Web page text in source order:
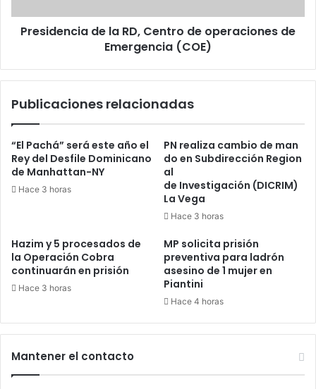
Emergencia
(COE)
Presidencia de la RD, Centro de operaciones de
Emergencia (COE)
Publicaciones relacionadas
“El Pachá” será este año el
Rey del Desfile Dominicano
de Manhattan-NY
Hace 3 horas
PN realiza cambio de man
do en Subdirección Region
al
de Investigación (DICRIM)
La Vega
Hace 3 horas
Hazim y 5 procesados de
la Operación Cobra
continuarán en prisión
Hace 3 horas
MP solicita prisión
preventiva para ladrón
asesino de 1 mujer en
Piantini
Hace 4 horas
Mantener el contacto